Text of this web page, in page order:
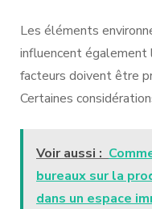
Les éléments
influencent également
facteurs doivent être
Certaines
Voir aussi :
bureaux sur la
dans un espace